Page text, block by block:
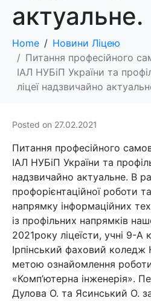
актуальне.
Home
Новини Ліцею
Питання професійного
ІАЛ НУБіП України та
ліцеї надзвичайно
Posted on 27.02.2021
Питання професійного
ІАЛ НУБіП України та
надзвичайно актуальне. В
профорієнтаційної роботи
напрямку інформаційних
із профільних напрямків
2021року ліцеїсти, учні 9-А
Ірпінський фаховий коледж
метою ознайомлення
«Комп’ютерна інженерія».
Дулова О. та Ясинський О.